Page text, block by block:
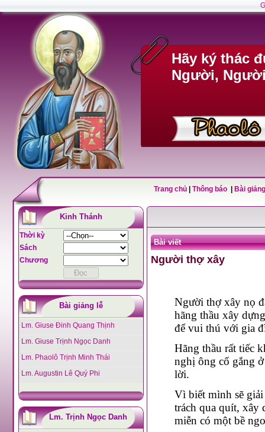
Hãy ký thác
Người,
Trang chủ Thông báo Bài
Kinh Thánh
Thời kỳ
Sách
Chương
Bài giảng lễ
Lm. Giuse Đinh Quang Thịnh
Lm. Giuse Trịnh Ngọc Danh
Lm. Phaolô Trịnh Minh Thái
Lm. Augustin Lê Quý Phi
Lm. Trịnh Ngọc Danh
Bài viết
Người thợ xây
Người thợ xây nọ
hãng thầu xây
để vui thú với gia
Hãng thầu rất tiếc
nghị ông cố gắng
lời.
Vì biết mình sẽ
trách qua quít, xây
miễn có một bề